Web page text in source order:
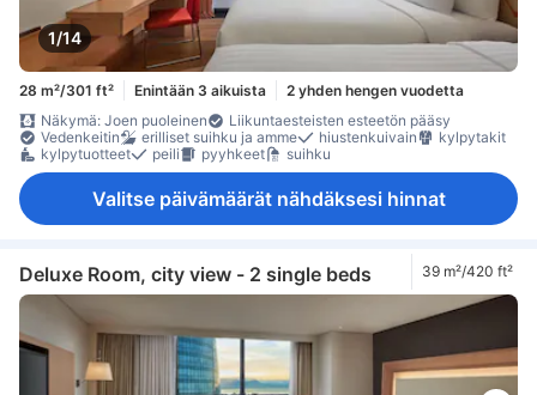
1/14
28 m²/301 ft² Enintään 3 aikuista
2 yhden hengen vuodetta
Näkymä: Joen puoleinen
Liikuntaesteisten esteetön pääsy
Vedenkeitin
erilliset suihku ja amme hiustenkuivain
kylpytakit
kylpytuotteet
peili pyyhkeet suihku
Valitse päivämäärät nähdäksesi hinnat
Deluxe Room, city view - 2 single beds 39 m²/420 ft²